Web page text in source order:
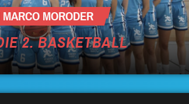
MORODER
2. BASKETBALL